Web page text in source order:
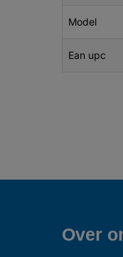
Model
Ean upc
Over